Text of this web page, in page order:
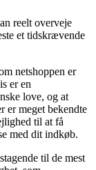
reelt overveje
et tidskrævende
netshoppen er
er en
love, og at
er meget bekendte
til at få
med dit indkøb.
til de mest